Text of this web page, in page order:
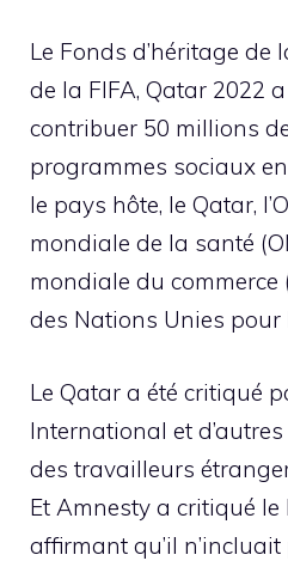
Le Fonds d’héritage de
de la FIFA, Qatar 2022
contribuer 50 millions
programmes sociaux
le pays hôte, le Qatar,
mondiale de la santé
mondiale du commerce
des Nations Unies pour
Le Qatar a été critiqué
International et
des travailleurs
Et Amnesty a critiqué le
affirmant qu’il